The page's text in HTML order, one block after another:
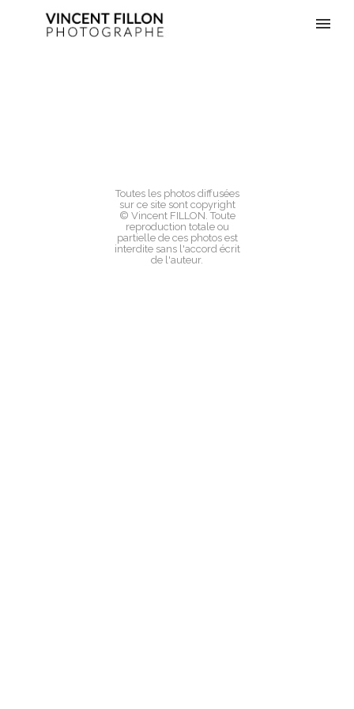
Toutes les photos diffusées
sur ce site sont copyright
© Vincent FILLON. Toute
reproduction totale ou
partielle de ces photos est
interdite sans l'accord écrit
de l'auteur.